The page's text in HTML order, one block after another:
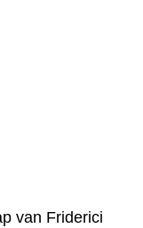
van Friderici